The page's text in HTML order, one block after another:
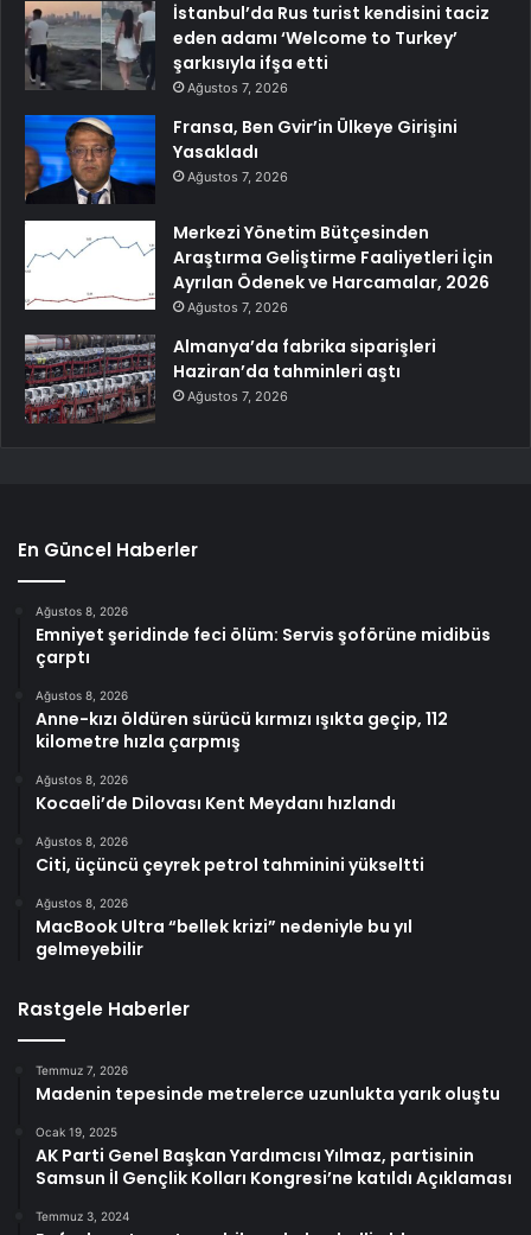
İstanbul’da Rus turist kendisini taciz
eden adamı ‘Welcome to Turkey’
şarkısıyla ifşa etti
Ağustos 7, 2026
Fransa, Ben Gvir’in Ülkeye Girişini
Yasakladı
Ağustos 7, 2026
Merkezi Yönetim Bütçesinden
Araştırma Geliştirme Faaliyetleri İçin
Ayrılan Ödenek ve Harcamalar, 2026
Ağustos 7, 2026
Almanya’da fabrika siparişleri
Haziran’da tahminleri aştı
Ağustos 7, 2026
En Güncel Haberler
Ağustos 8, 2026
Emniyet şeridinde feci ölüm: Servis şoförüne midibüs
çarptı
Ağustos 8, 2026
Anne-kızı öldüren sürücü kırmızı ışıkta geçip, 112
kilometre hızla çarpmış
Ağustos 8, 2026
Kocaeli’de Dilovası Kent Meydanı hızlandı
Ağustos 8, 2026
Citi, üçüncü çeyrek petrol tahminini yükseltti
Ağustos 8, 2026
MacBook Ultra “bellek krizi” nedeniyle bu yıl
gelmeyebilir
Rastgele Haberler
Temmuz 7, 2026
Madenin tepesinde metrelerce uzunlukta yarık oluştu
Ocak 19, 2025
AK Parti Genel Başkan Yardımcısı Yılmaz, partisinin
Samsun İl Gençlik Kolları Kongresi’ne katıldı Açıklaması
Temmuz 3, 2024